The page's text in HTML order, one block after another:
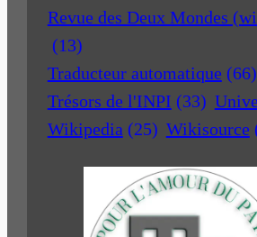
Revue des Deux Mondes
(13)
Traducteur automatique (66)
Trésors de l'INPI (33)
Wikipedia (25) Wikisource